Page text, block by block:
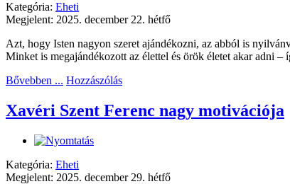
Kategória: Eheti
Megjelent: 2025. december 22. hétfő
Azt, hogy Isten nagyon szeret ajándékozni, az abból is
Minket is megajándékozott az élettel és örök életet akar adni
Bővebben ... Hozzászólás
Xavéri Szent Ferenc nagy motivációja
Kategória: Eheti
Megjelent: 2025. december 29. hétfő